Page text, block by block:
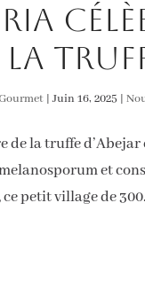
la
|Juin 16, 2025 |
de la truffe
et
petit village de